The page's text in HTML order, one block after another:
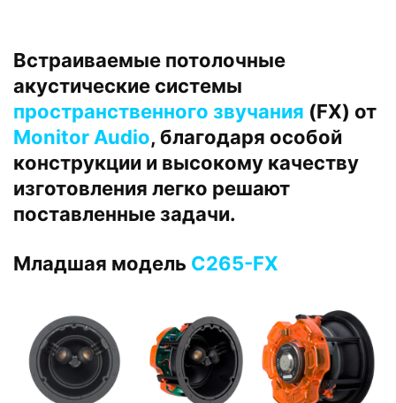
Встраиваемые потолочные
акустические системы
пространственного звучания (FX) от
Monitor Audio, благодаря особой
конструкции и высокому качеству
изготовления легко решают
поставленные задачи.
Младшая модель С265-FX